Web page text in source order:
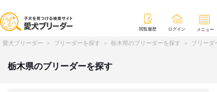
閲覧履歴 ログイン メニュー
愛犬ブリーダー ブリーダーを探す 栃木県のブリーダーを探す ブリーダ
栃木県のブリーダーを探す